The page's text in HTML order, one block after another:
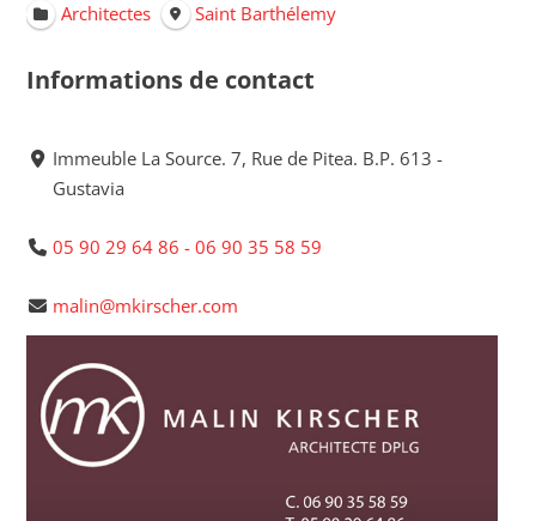
Architectes Saint Barthélemy
Informations de contact
Immeuble La Source. 7, Rue de Pitea. B.P. 613 -
Gustavia
05 90 29 64 86 - 06 90 35 58 59
malin@mkirscher.com